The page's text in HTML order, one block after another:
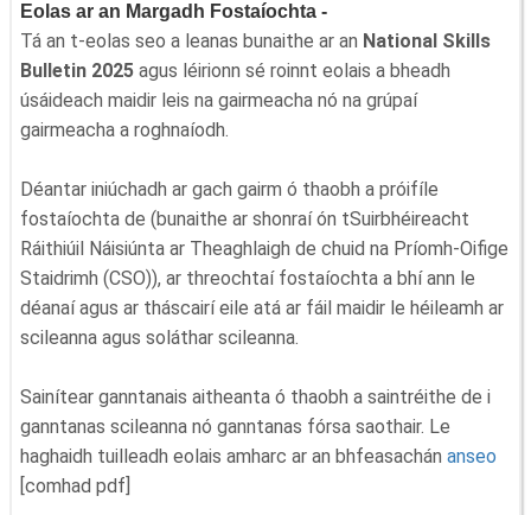
Eolas ar an Margadh Fostaíochta -
Tá an t-eolas seo a leanas bunaithe ar an National Skills
Bulletin 2025 agus léirionn sé roinnt eolais a bheadh
úsáideach maidir leis na gairmeacha nó na grúpaí
gairmeacha a roghnaíodh.
Déantar iniúchadh ar gach gairm ó thaobh a próifíle
fostaíochta de (bunaithe ar shonraí ón tSuirbhéireacht
Ráithiúil Náisiúnta ar Theaghlaigh de chuid na Príomh-Oifige
Staidrimh (CSO)), ar threochtaí fostaíochta a bhí ann le
déanaí agus ar tháscairí eile atá ar fáil maidir le héileamh ar
scileanna agus soláthar scileanna.
Sainítear ganntanais aitheanta ó thaobh a saintréithe de i
ganntanas scileanna nó ganntanas fórsa saothair. Le
haghaidh tuilleadh eolais amharc ar an bhfeasachán anseo
[comhad pdf]